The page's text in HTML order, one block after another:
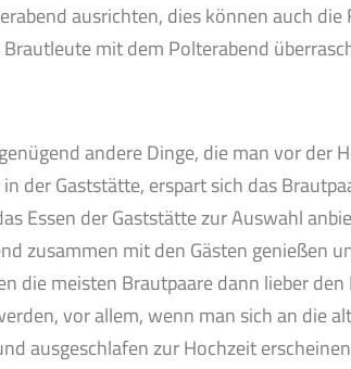
ausrichten, dies können auch die
mit dem Polterabend
andere Dinge, die man vor der
der Gaststätte, erspart sich das
Essen der Gaststätte zur Auswahl
zusammen mit den Gästen genießen
die meisten Brautpaare dann lieber
vor allem, wenn man sich an die
ausgeschlafen zur Hochzeit